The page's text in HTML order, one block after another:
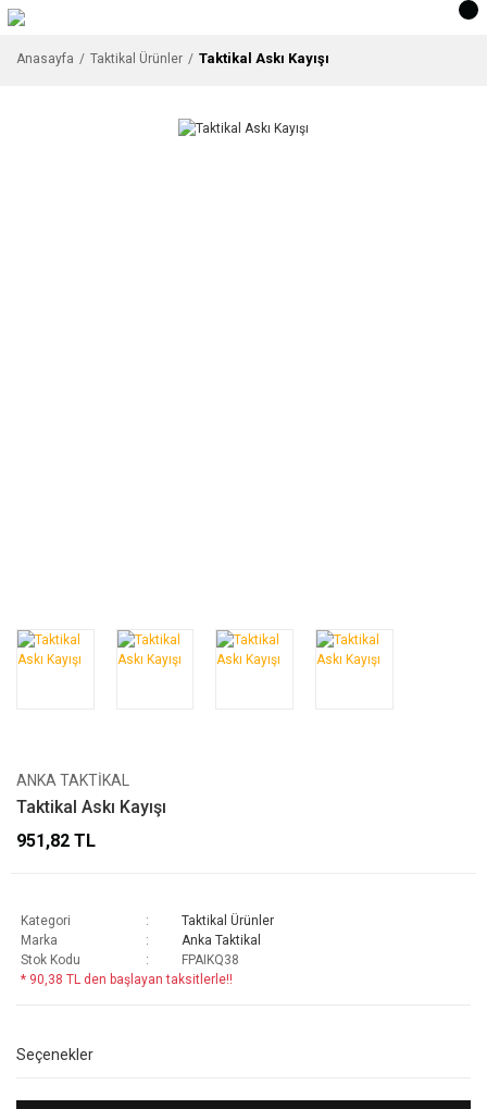
Anasayfa Taktikal Ürünler Taktikal Askı Kayışı
ANKA TAKTIKAL
Taktikal Askı Kayışı
951,82 TL
Kategori
Taktikal Ürünler
Marka
Anka Taktikal
Stok Kodu
FPAIKQ38
* 90,38 TL den başlayan taksitlerle!!
Seçenekler